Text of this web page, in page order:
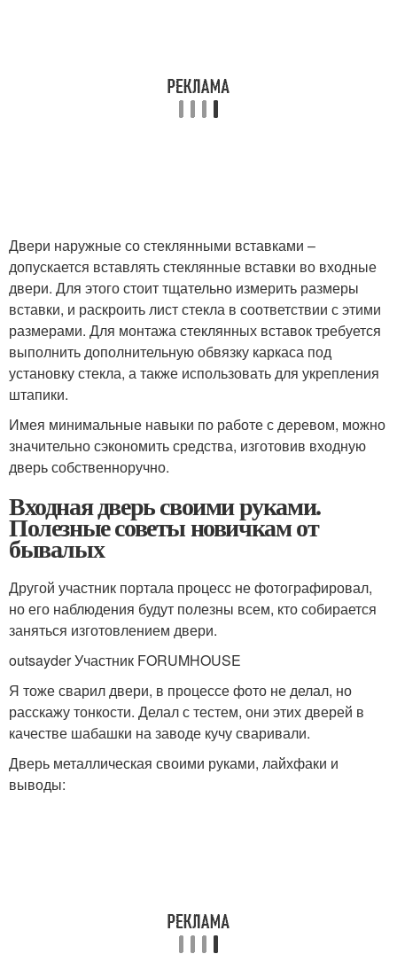
Двери наружные со стеклянными вставками –
допускается вставлять стеклянные вставки во входные
двери. Для этого стоит тщательно измерить размеры
вставки, и раскроить лист стекла в соответствии с этими
размерами. Для монтажа стеклянных вставок требуется
выполнить дополнительную обвязку каркаса под
установку стекла, а также использовать для укрепления
штапики.
Имея минимальные навыки по работе с деревом, можно
значительно сэкономить средства, изготовив входную
дверь собственноручно.
Входная дверь своими руками.
Полезные советы новичкам от
бывалых
Другой участник портала процесс не фотографировал,
но его наблюдения будут полезны всем, кто собирается
заняться изготовлением двери.
outsayder Участник FORUMHOUSE
Я тоже сварил двери, в процессе фото не делал, но
расскажу тонкости. Делал с тестем, они этих дверей в
качестве шабашки на заводе кучу сваривали.
Дверь металлическая своими руками, лайхфаки и
выводы: